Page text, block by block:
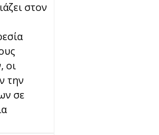
στον
οι
την
σε